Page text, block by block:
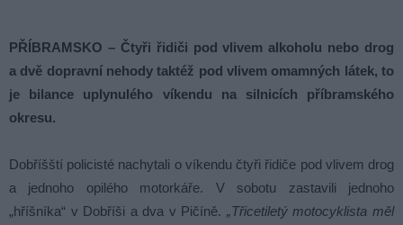
PŘÍBRAMSKO – Čtyři řidiči pod vlivem alkoholu nebo drog
a dvě dopravní nehody taktéž pod vlivem omamných látek, to
je bilance uplynulého víkendu na silnicích příbramského
okresu.
Dobříšští policisté nachytali o víkendu čtyři řidiče pod vlivem drog
a jednoho opilého motorkáře. V sobotu zastavili jednoho
„hříšníka“ v Dobříši a dva v Pičíně. „Třicetiletý motocyklista měl